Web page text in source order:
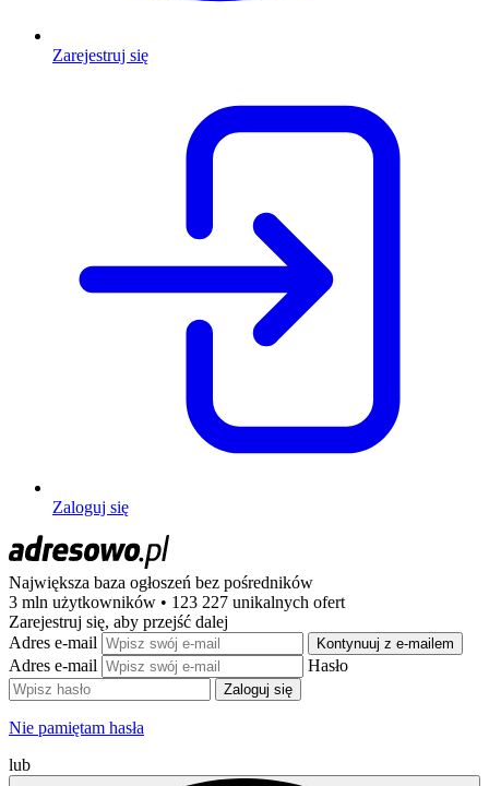
Zarejestruj się
Zaloguj się
Największa baza ogłoszeń bez pośredników
3 mln użytkowników • 123 227 unikalnych ofert
Zarejestruj się, aby przejść dalej
Adres e-mail
Kontynuuj z e-mailem
Adres e-mail Hasło
Zaloguj się
Nie pamiętam hasła
lub